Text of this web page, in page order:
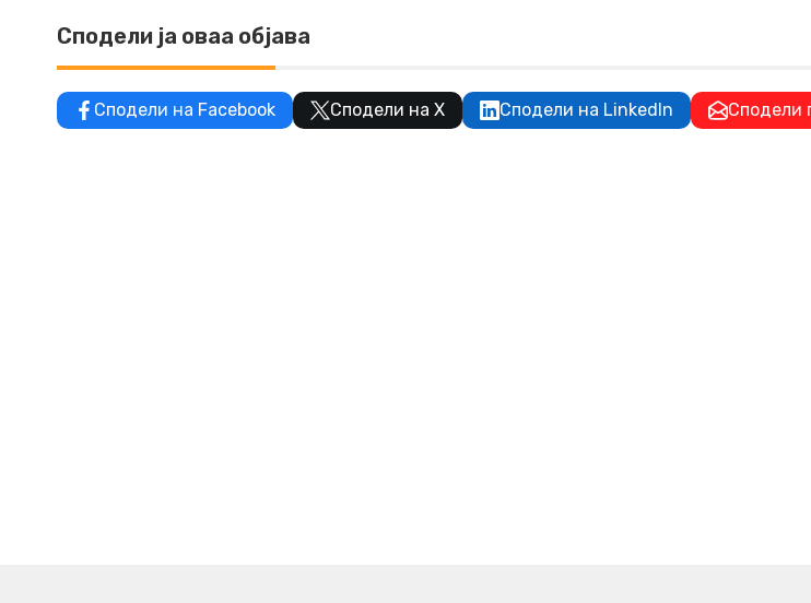
Сподели ја оваа објава
Сподели на Facebook Сподели на X Сподели на LinkedIn Сподели